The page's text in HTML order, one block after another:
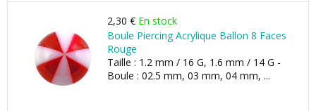
2,30 € En stock
Boule Piercing Acrylique Ballon 8 Faces
Rouge
Taille : 1.2 mm / 16 G, 1.6 mm / 14 G -
Boule : 02.5 mm, 03 mm, 04 mm, ...